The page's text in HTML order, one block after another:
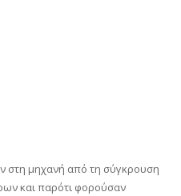
στη μηχανή από τη σύγκρουση
και παρότι φορούσαν